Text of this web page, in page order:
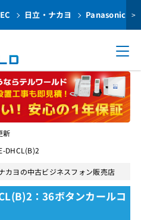
日立・ナカヨ Panasonic >
新
DHCL(B)2
カヨの中古ビジネスフォン販売店
：36ボタンカールコ